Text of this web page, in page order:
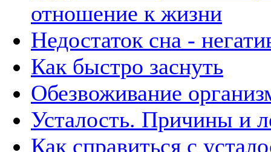
отношение к жизни
Недостаток сна -
Как быстро заснуть
Обезвоживание
Усталость. Причины и
Как справиться с